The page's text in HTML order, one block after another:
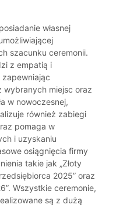
własnej
szacunku ceremonii.
z empatią i
wybranych miejsc oraz
w nowoczesnej,
również zabiegi
pomaga w
i uzyskaniu
osiągnięcia firmy
takie jak „Złoty
2025” oraz
Wszystkie ceremonie,
są z dużą